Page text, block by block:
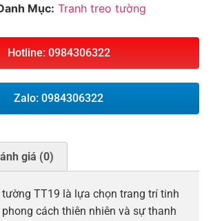
Mục: Tranh treo tường
Hotline: 0984306322
Zalo: 0984306322
giá (0)
tường TT19 là lựa chọn trang trí tinh
cách thiên nhiên và sự thanh